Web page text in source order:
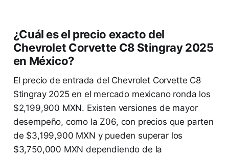
¿Cuál es el precio exacto del
Chevrolet Corvette C8 Stingray 2025
en México?
El precio de entrada del Chevrolet Corvette C8
Stingray 2025 en el mercado mexicano ronda los
$2,199,900 MXN. Existen versiones de mayor
desempeño, como la Z06, con precios que parten
de $3,199,900 MXN y pueden superar los
$3,750,000 MXN dependiendo de la